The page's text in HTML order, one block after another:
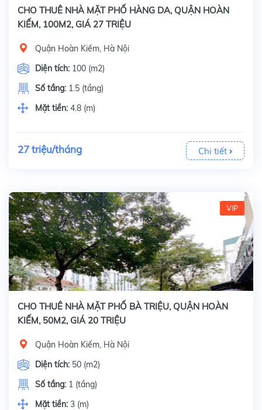
CHO THUÊ NHÀ MẶT PHỐ HÀNG DA, QUẬN HOÀN
KIẾM, 100M2, GIÁ 27 TRIỆU
Quận Hoàn Kiếm, Hà Nội
Diện tích: 100 (m2)
Số tầng: 1.5 (tầng)
Mặt tiền: 4.8 (m)
27 triệu/tháng Chi tiết
VIP
CHO THUÊ NHÀ MẶT PHỐ BÀ TRIỆU, QUẬN HOÀN
KIẾM, 50M2, GIÁ 20 TRIỆU
Quận Hoàn Kiếm, Hà Nội
Diện tích: 50 (m2)
Số tầng: 1 (tầng)
Mặt tiền: 3 (m)